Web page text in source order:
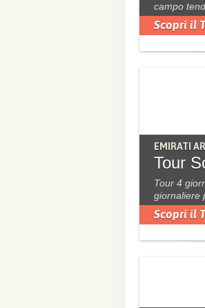
campo
Scopri il
EMIRATI
Tour
Tour 4
giornaliere
Scopri il